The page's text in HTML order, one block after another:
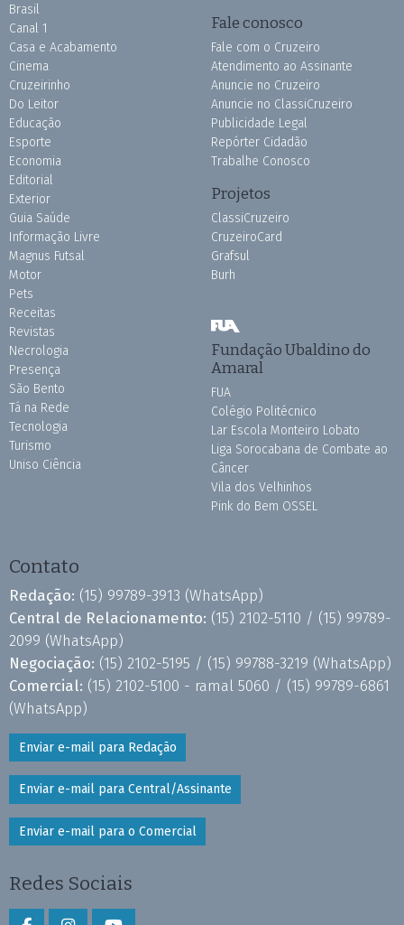
Brasil
Canal 1
Casa e Acabamento
Cinema
Cruzeirinho
Do Leitor
Educação
Esporte
Economia
Editorial
Exterior
Guia Saúde
Informação Livre
Magnus Futsal
Motor
Pets
Receitas
Revistas
Necrologia
Presença
São Bento
Tá na Rede
Tecnologia
Turismo
Uniso Ciência
Fale conosco
Fale com o Cruzeiro
Atendimento ao Assinante
Anuncie no Cruzeiro
Anuncie no ClassiCruzeiro
Publicidade Legal
Repórter Cidadão
Trabalhe Conosco
Projetos
ClassiCruzeiro
CruzeiroCard
Grafsul
Burh
Fundação Ubaldino do
Amaral
FUA
Colégio Politécnico
Lar Escola Monteiro Lobato
Liga Sorocabana de Combate ao
Câncer
Vila dos Velhinhos
Pink do Bem OSSEL
Contato
Redação: (15) 99789-3913 (WhatsApp)
Central de Relacionamento: (15) 2102-5110 / (15) 99789-
2099 (WhatsApp)
Negociação: (15) 2102-5195 / (15) 99788-3219 (WhatsApp)
Comercial: (15) 2102-5100 - ramal 5060 / (15) 99789-6861
(WhatsApp)
Enviar e-mail para Redação
Enviar e-mail para Central/Assinante
Enviar e-mail para o Comercial
Redes Sociais